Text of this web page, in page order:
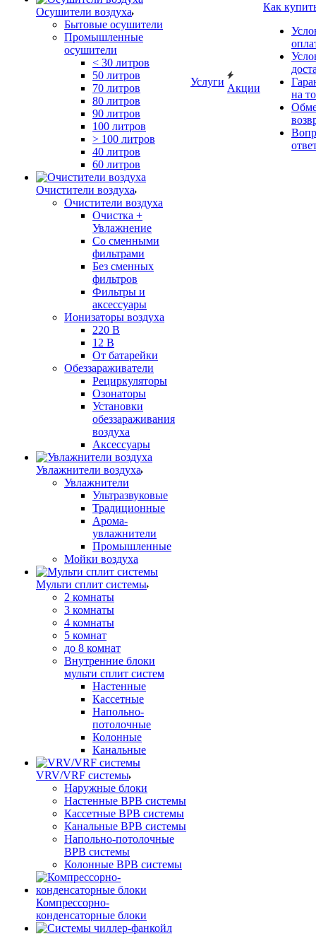
Осушители воздуха
Бытовые осушители
Промышленные
осушители
< 30 литров
50 литров
70 литров
80 литров
90 литров
100 литров
> 100 литров
40 литров
60 литров
Очистители воздуха
Очистители воздуха
Очистка +
Увлажнение
Cо сменными
фильтрами
Без сменных
фильтров
Фильтры и
аксессуары
Ионизаторы воздуха
220 В
12 В
От батарейки
Обеззараживатели
Рециркуляторы
Озонаторы
Установки
обеззараживания
воздуха
Аксессуары
Увлажнители воздуха
Увлажнители
Ультразвуковые
Традиционные
Арома-
увлажнители
Промышленные
Мойки воздуха
Мульти сплит системы
2 комнаты
3 комнаты
4 комнаты
5 комнат
до 8 комнат
Внутренние блоки
мульти сплит систем
Настенные
Кассетные
Напольно-
потолочные
Колонные
Канальные
VRV/VRF системы
Наружные блоки
Настенные ВРВ системы
Кассетные ВРВ системы
Канальные ВРВ системы
Напольно-потолочные
ВРВ системы
Колонные ВРВ системы
Компрессорно-
конденсаторные блоки
Услуги
Акции
Как
на